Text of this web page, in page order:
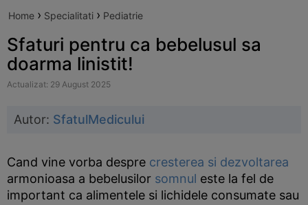
Home › Specialitati › Pediatrie
Sfaturi pentru ca bebelusul sa
doarma linistit!
Actualizat: 29 August 2025
Autor: SfatulMedicului
Cand vine vorba despre cresterea si dezvoltarea
armonioasa a bebelusilor somnul este la fel de
important ca alimentele si lichidele consumate sau